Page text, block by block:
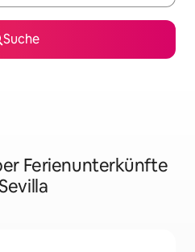
Suche
Ferienunterkünfte